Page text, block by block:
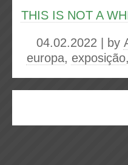
THIS IS NOT A
04.02.2022 | by
europa, exposição,